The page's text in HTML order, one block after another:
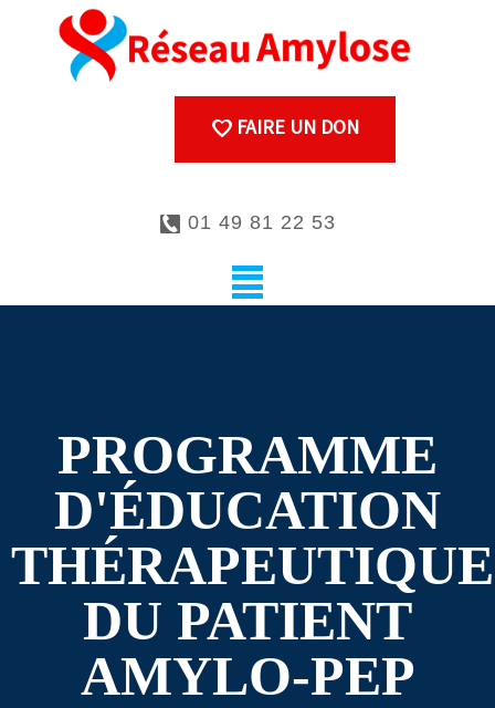
FAIRE UN DON
01 49 81 22 53
PROGRAMME
D'ÉDUCATION
THÉRAPEUTIQUE
DU PATIENT
AMYLO-PEP